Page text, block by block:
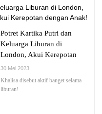
Potret Kartika Putri dan
Keluarga Liburan di
London, Akui Kerepotan
dengan Anak!
30 Mei 2023
Khalisa disebut aktif banget selama
liburan!